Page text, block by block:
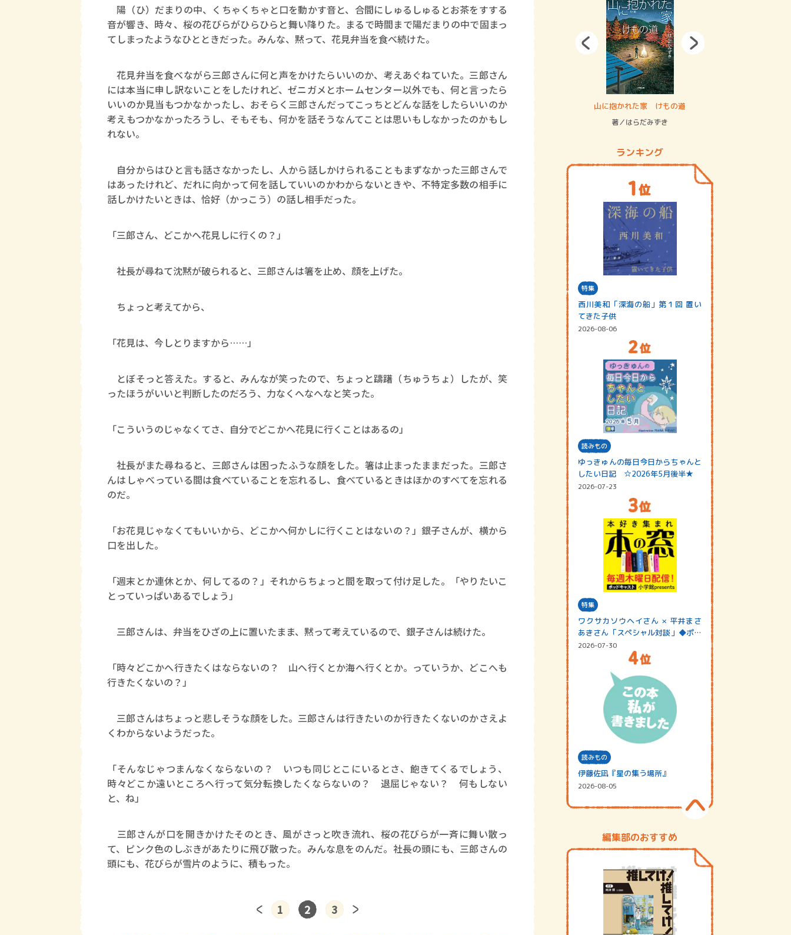
陽（ひ）だまりの中、くちゃくちゃと口を動かす音と、合間にしゅるしゅるとお茶をすする
音が響き、時々、桜の花びらがひらひらと舞い降りた。まるで時間まで陽だまりの中で固まっ
てしまったようなひとときだった。みんな、黙って、花見弁当を食べ続けた。
花見弁当を食べながら三郎さんに何と声をかけたらいいのか、考えあぐねていた。三郎さん
には本当に申し訳ないことをしたけれど、ゼニガメとホームセンター以外でも、何と言ったら
いいのか見当もつかなかったし、おそらく三郎さんだってこっちとどんな話をしたらいいのか
考えもつかなかったろうし、そもそも、何かを話そうなんてことは思いもしなかったのかもし
れない。
自分からはひと言も話さなかったし、人から話しかけられることもまずなかった三郎さんで
はあったけれど、だれに向かって何を話していいのかわからないときや、不特定多数の相手に
話しかけたいときは、恰好（かっこう）の話し相手だった。
「三郎さん、どこかへ花見しに行くの？」
社長が尋ねて沈黙が破られると、三郎さんは箸を止め、顔を上げた。
ちょっと考えてから、
「花見は、今しとりますから……」
とぼそっと答えた。すると、みんなが笑ったので、ちょっと躊躇（ちゅうちょ）したが、笑
ったほうがいいと判断したのだろう、力なくへなへなと笑った。
「こういうのじゃなくてさ、自分でどこかへ花見に行くことはあるの」
社長がまた尋ねると、三郎さんは困ったふうな顔をした。箸は止まったままだった。三郎さ
んはしゃべっている間は食べていることを忘れるし、食べているときはほかのすべてを忘れる
のだ。
「お花見じゃなくてもいいから、どこかへ何かしに行くことはないの？」銀子さんが、横から
口を出した。
「週末とか連休とか、何してるの？」それからちょっと間を取って付け足した。「やりたいこ
とっていっぱいあるでしょう」
三郎さんは、弁当をひざの上に置いたまま、黙って考えているので、銀子さんは続けた。
「時々どこかへ行きたくはならないの？ 山へ行くとか海へ行くとか。っていうか、どこへも
行きたくないの？」
三郎さんはちょっと悲しそうな顔をした。三郎さんは行きたいのか行きたくないのかさえよ
くわからないようだった。
「そんなじゃつまんなくならないの？ いつも同じとこにいるとさ、飽きてくるでしょう、
時々どこか遠いところへ行って気分転換したくならないの？ 退屈じゃない？ 何もしない
と、ね」
三郎さんが口を開きかけたそのとき、風がさっと吹き流れ、桜の花びらが一斉に舞い散っ
て、ピンク色のしぶきがあたりに飛び散った。みんな息をのんだ。社長の頭にも、三郎さんの
頭にも、花びらが雪片のように、積もった。
1 2 3
ロボット・イン・ザ・システム
著／デボラ・イン…
山に抱かれた家 けもの道
著／はらだみずき
ランキング
特集
西川美和「深海の船」第１回 置い
てきた子供
2026-08-06
読みもの
ゆっきゅんの毎日今日からちゃんと
したい日記 ☆2026年5月後半★
2026-07-23
特集
ワクサカソウヘイさん × 平井まさ
あきさん「スペシャル対談」◆ポッ
ドキャスト…
2026-07-30
読みもの
伊藤佐凪『星の集う場所』
2026-08-05
編集部のおすすめ